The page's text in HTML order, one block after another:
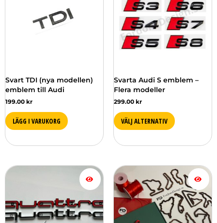
Svart TDI (nya modellen)
emblem till Audi
199.00 kr
LÄGG I VARUKORG
Svarta Audi S emblem –
Flera modeller
299.00 kr
VÄLJ ALTERNATIV
har
flera
varianter.
De
olika
på
produktsidan
Den
har
flera
varianter.